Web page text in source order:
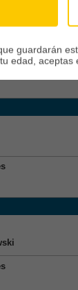
guardarán
edad, aceptas